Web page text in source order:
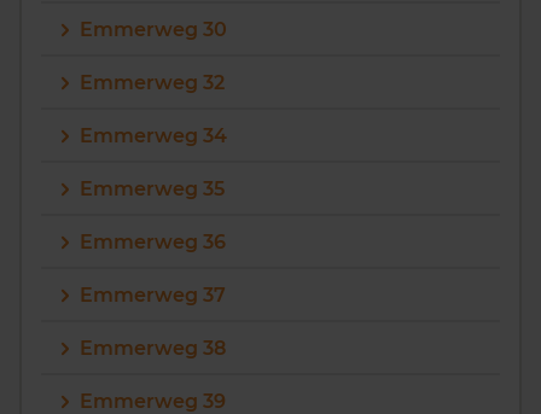
Emmerweg 30
Emmerweg 32
Emmerweg 34
Emmerweg 35
Emmerweg 36
Emmerweg 37
Emmerweg 38
Emmerweg 39